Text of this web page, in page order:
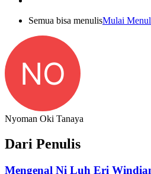
Semua bisa menulisMulai
NO
Nyoman Oki Tanaya
Dari Penulis
Mengenal Ni Luh Eri